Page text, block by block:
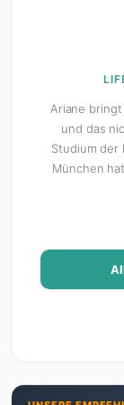
Ariane
und das
Studium der
München
FHM-Team
schreibt sie
macht: von
Food-Trends
auch Männer
ewigen